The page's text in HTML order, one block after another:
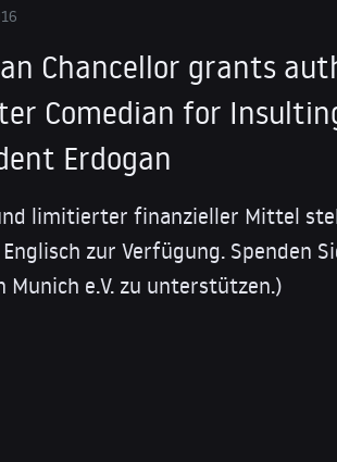
Chancellor grants
Comedian for
Erdogan
limitierter finanzieller Mittel
zur Verfügung. Spenden
Munich e.V. zu unterstützen.)